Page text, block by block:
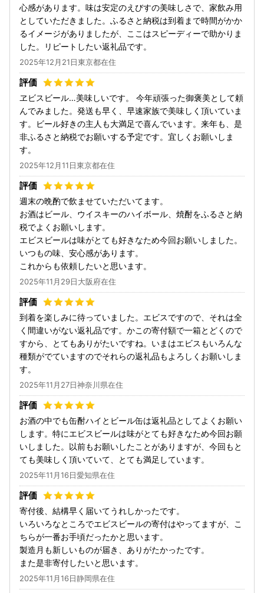
心感があります。味は安定のえびすの美味しさで、家飲み用
としていただきました。ふるさと納税は到着まで時間がかか
るイメージがありましたが、ここはスピーディーで助かりま
した。リピートしたい返礼品です。
2025年12月21日東京都在住
ヱビスビール…美味しいです。 今年頑張った御褒美として頼
んでみました。発送も早く、早速家族で美味しく頂いていま
す。ビール好きの主人も大満足で喜んでいます。来年も、是
非ふるさと納税でお願いする予定です。宜しくお願いしま
す。
2025年12月11日東京都在住
週末の晩酌で飲ませていただいてます。
お酒はビール、ウイスキーのハイボール、焼酎をふるさと納
税でよくお願いします。
エビスビールは味がとても好きなため今回お願いしました。
いつもの味、安心感があります。
これからも依頼したいと思います。
2025年11月29日大阪府在住
到着を楽しみに待っていました。エビスですので、それは全
く間違いがない返礼品です。かこの寄付額で一箱とどくので
すから、とてもありがたいですね。いまはエビスもいろんな
種類がでていますのでそれらの返礼品もよろしくお願いしま
す。
2025年11月27日神奈川県在住
お酒の中でも缶酎ハイとビール缶は返礼品としてよくお願い
します。特にエビスビールは味がとても好きなため今回お願
いしました。以前もお願いしたことがありますが、今回もと
ても美味しく頂いていて、とても満足しています。
2025年11月16日愛知県在住
寄付後、結構早く届いてうれしかったです。
いろいろなところでエビスビールの寄付はやってますが、こ
ちらが一番お手頃だったかと思います。
製造月も新しいものが届き、ありがたかったです。
また是非寄付したいと思います。
2025年11月16日静岡県在住